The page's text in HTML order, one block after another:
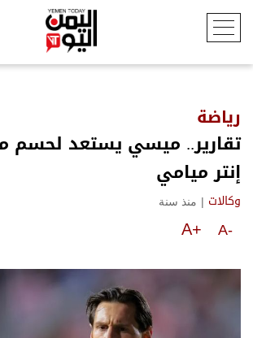
رياضة
تقارير.. ميسي يستعد لحسم
إنتر ميامي
وكالات | منذ سنة
A-
A+